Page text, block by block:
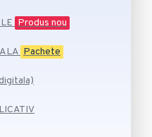
Produs nou
Pachete